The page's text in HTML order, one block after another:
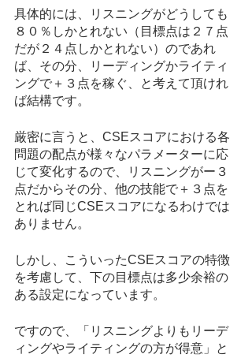
具体的には、リスニングがどうしても
８０％しかとれない（目標点は２７点
だが２４点しかとれない）のであれ
ば、その分、リーディングかライティ
ングで＋３点を稼ぐ、と考えて頂けれ
ば結構です。
厳密に言うと、CSEスコアにおける各
問題の配点が様々なパラメーターに応
じて変化するので、リスニングがー３
点だからその分、他の技能で＋３点を
とれば同じCSEスコアになるわけでは
ありません。
しかし、こういったCSEスコアの特徴
を考慮して、下の目標点は多少余裕の
ある設定になっています。
ですので、「リスニングよりもリーデ
ィングやライティングの方が得意」と